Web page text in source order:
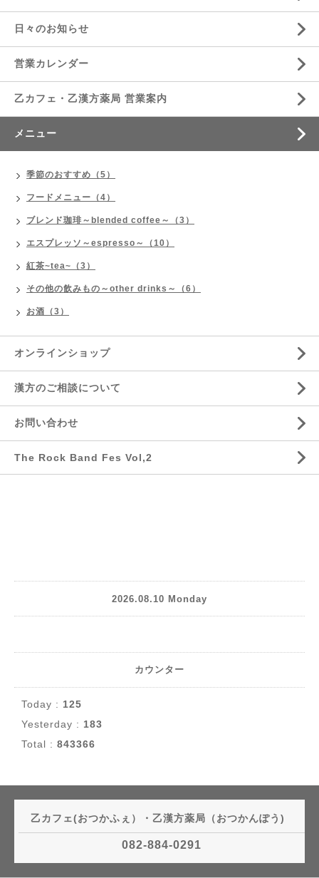
日々のお知らせ
営業カレンダー
乙カフェ・乙漢方薬局 営業案内
メニュー
季節のおすすめ（5）
フードメニュー（4）
ブレンド珈琲～blended coffee～（3）
エスプレッソ～espresso～（10）
紅茶~tea~（3）
その他の飲みもの～other drinks～（6）
お酒（3）
オンラインショップ
漢方のご相談について
お問い合わせ
The Rock Band Fes Vol,2
2026.08.10 Monday
カウンター
Today : 125
Yesterday : 183
Total : 843366
乙カフェ(おつかふぇ）・乙漢方薬局（おつかんぽう)
082-884-0291